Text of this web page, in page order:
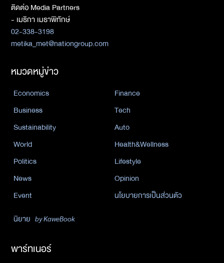
ติดต่อ Media Partners
- เมธิกา เมธาพิทักษ์
02-338-3198
metika_met@nationgroup.com
หมวดหมู่ข่าว
Economics
Finance
Business
Tech
Sustainability
Auto
World
Health&Wellness
Politics
Lifestyle
News
Opinion
Event
นโยบายการเป็นส่วนตัว
นิยาย by KaweBook
พาร์ทเนอร์